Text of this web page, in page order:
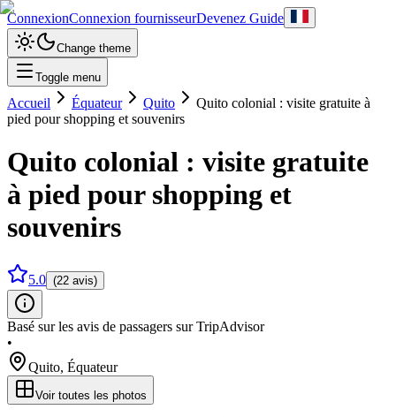
ConnexionConnexion fournisseurDevenez Guide
Change theme
Toggle menu
Accueil Équateur Quito
Quito colonial : visite gratuite à
pied pour shopping et souvenirs
Quito colonial : visite gratuite
à pied pour shopping et
souvenirs
5.0 (22 avis)
Basé sur les avis de passagers sur TripAdvisor
•
Quito, Équateur
Voir toutes les photos